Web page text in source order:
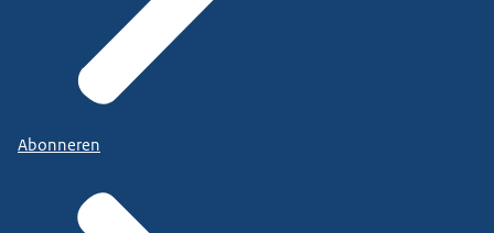
Abonneren